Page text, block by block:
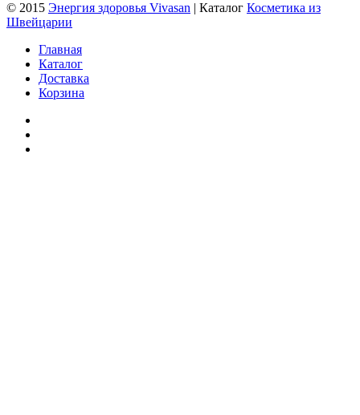
© 2015 Энергия здоровья Vivasan | Каталог Косметика из
Швейцарии
Главная
Каталог
Доставка
Корзина